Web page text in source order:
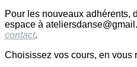
Pour les nouveaux adhérents,
espace à
contact.
Choisissez vos cours, en vous